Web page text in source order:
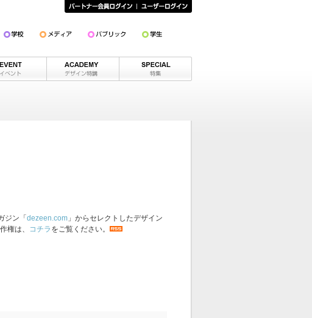
ジン「 dezeen.com」からセレクトしたデザイン
権は、
コチラ をご覧ください。